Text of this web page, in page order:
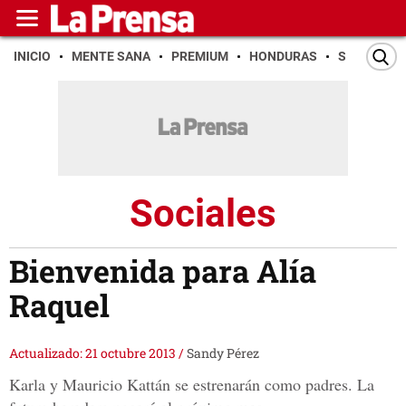
INICIO MENTE SANA PREMIUM HONDURAS SAN PEDRO
Sociales
Bienvenida para Alía
Raquel
Actualizado: 21 octubre 2013 /Sandy Pérez
Karla y Mauricio Kattán se estrenarán como padres. La